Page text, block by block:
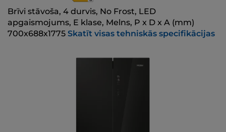
Brīvi stāvoša, 4 durvis, No Frost, LED
apgaismojums, E klase, Melns, P x D x A (mm)
700x688x1775 Skatīt visas tehniskās specifikācijas